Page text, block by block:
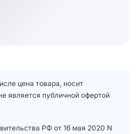
цена товара, носит
является публичной офертой
РФ от 16 мая 2020 N